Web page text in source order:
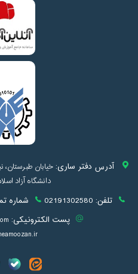
آدرس دفتر ساری:خیابان
دانشگاه آزاد
تلفن: 02191302580 شماره
پست الکترونیکی: